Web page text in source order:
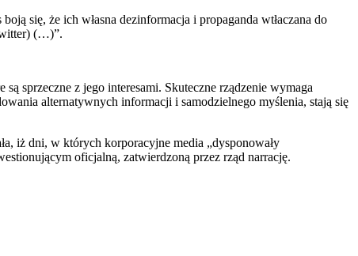
się, że ich własna dezinformacja i propaganda wtłaczana do
(…)”.
sprzeczne z jego interesami. Skuteczne rządzenie wymaga
alternatywnych informacji i samodzielnego myślenia, stają się
iż ​​dni, w których korporacyjne media „dysponowały
oficjalną, zatwierdzoną przez rząd narrację.